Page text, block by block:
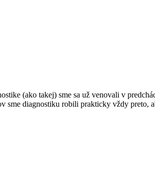
(ako takej) sme sa už venovali v
sme diagnostiku robili prakticky vždy